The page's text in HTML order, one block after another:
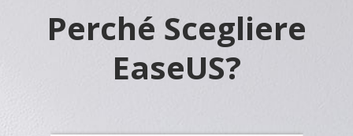
Perché Scegliere
EaseUS?